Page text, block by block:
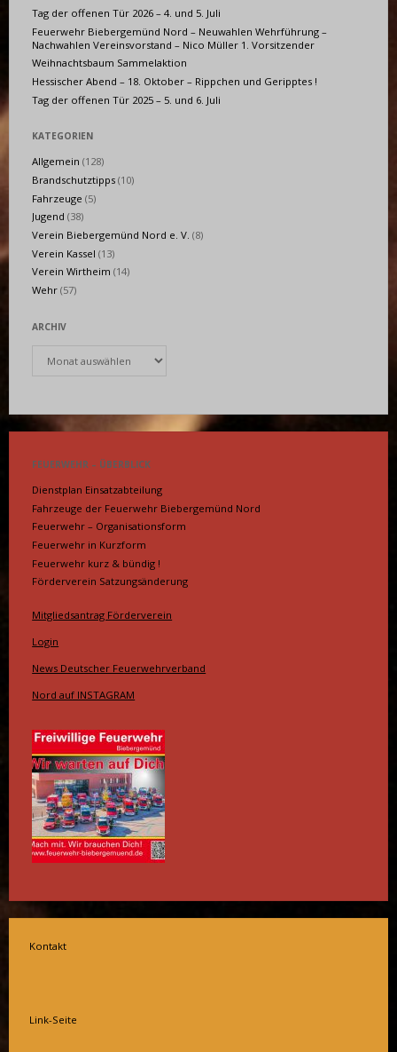
Tag der offenen Tür 2026 – 4. und 5. Juli
Feuerwehr Biebergemünd Nord – Neuwahlen Wehrführung –
Nachwahlen Vereinsvorstand – Nico Müller 1. Vorsitzender
Weihnachtsbaum Sammelaktion
Hessischer Abend – 18. Oktober – Rippchen und Geripptes !
Tag der offenen Tür 2025 – 5. und 6. Juli
KATEGORIEN
Allgemein (128)
Brandschutztipps (10)
Fahrzeuge (5)
Jugend (38)
Verein Biebergemünd Nord e. V. (8)
Verein Kassel (13)
Verein Wirtheim (14)
Wehr (57)
ARCHIV
FEUERWEHR – ÜBERBLICK
Dienstplan Einsatzabteilung
Fahrzeuge der Feuerwehr Biebergemünd Nord
Feuerwehr – Organisationsform
Feuerwehr in Kurzform
Feuerwehr kurz & bündig !
Förderverein Satzungsänderung
Mitgliedsantrag Förderverein
Login
News Deutscher Feuerwehrverband
Nord auf INSTAGRAM
Kontakt
Link-Seite